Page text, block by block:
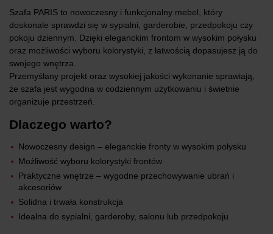
Szafa PARIS to nowoczesny i funkcjonalny mebel, który
doskonale sprawdzi się w sypialni, garderobie, przedpokoju czy
pokoju dziennym. Dzięki eleganckim frontom w wysokim połysku
oraz możliwości wyboru kolorystyki, z łatwością dopasujesz ją do
swojego wnętrza.
Przemyślany projekt oraz wysokiej jakości wykonanie sprawiają,
że szafa jest wygodna w codziennym użytkowaniu i świetnie
organizuje przestrzeń.
Dlaczego warto?
Nowoczesny design – eleganckie fronty w wysokim połysku
Możliwość wyboru kolorystyki frontów
Praktyczne wnętrze – wygodne przechowywanie ubrań i
akcesoriów
Solidna i trwała konstrukcja
Idealna do sypialni, garderoby, salonu lub przedpokoju